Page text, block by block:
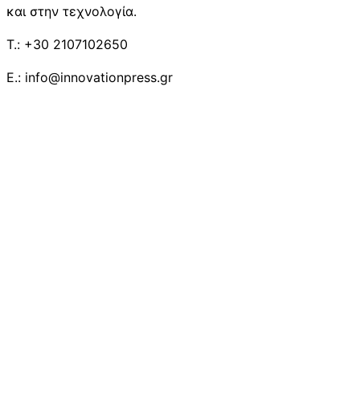
και στην τεχνολογία.
T.: +30 2107102650
E.: info@innovationpress.gr